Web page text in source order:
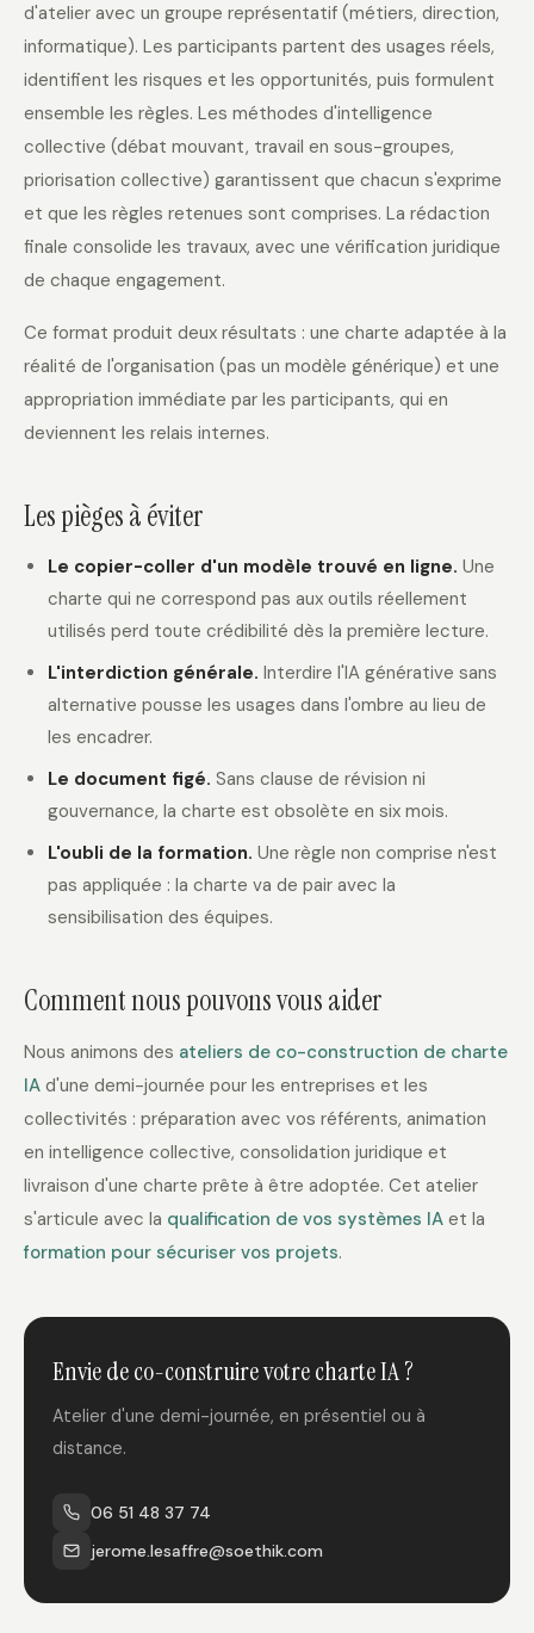
d'atelier avec un groupe représentatif (métiers, direction,
informatique). Les participants partent des usages réels,
identifient les risques et les opportunités, puis formulent
ensemble les règles. Les méthodes d'intelligence
collective (débat mouvant, travail en sous-groupes,
priorisation collective) garantissent que chacun s'exprime
et que les règles retenues sont comprises. La rédaction
finale consolide les travaux, avec une vérification juridique
de chaque engagement.
Ce format produit deux résultats : une charte adaptée à la
réalité de l'organisation (pas un modèle générique) et une
appropriation immédiate par les participants, qui en
deviennent les relais internes.
Les pièges à éviter
Le copier-coller d'un modèle trouvé en ligne. Une
charte qui ne correspond pas aux outils réellement
utilisés perd toute crédibilité dès la première lecture.
L'interdiction générale. Interdire l'IA générative sans
alternative pousse les usages dans l'ombre au lieu de
les encadrer.
Le document figé. Sans clause de révision ni
gouvernance, la charte est obsolète en six mois.
L'oubli de la formation. Une règle non comprise n'est
pas appliquée : la charte va de pair avec la
sensibilisation des équipes.
Comment nous pouvons vous aider
Nous animons des ateliers de co-construction de charte
IA d'une demi-journée pour les entreprises et les
collectivités : préparation avec vos référents, animation
en intelligence collective, consolidation juridique et
livraison d'une charte prête à être adoptée. Cet atelier
s'articule avec la qualification de vos systèmes IA et la
formation pour sécuriser vos projets.
Envie de co-construire votre charte IA ?
Atelier d'une demi-journée, en présentiel ou à
distance.
06 51 48 37 74
jerome.lesaffre@soethik.com